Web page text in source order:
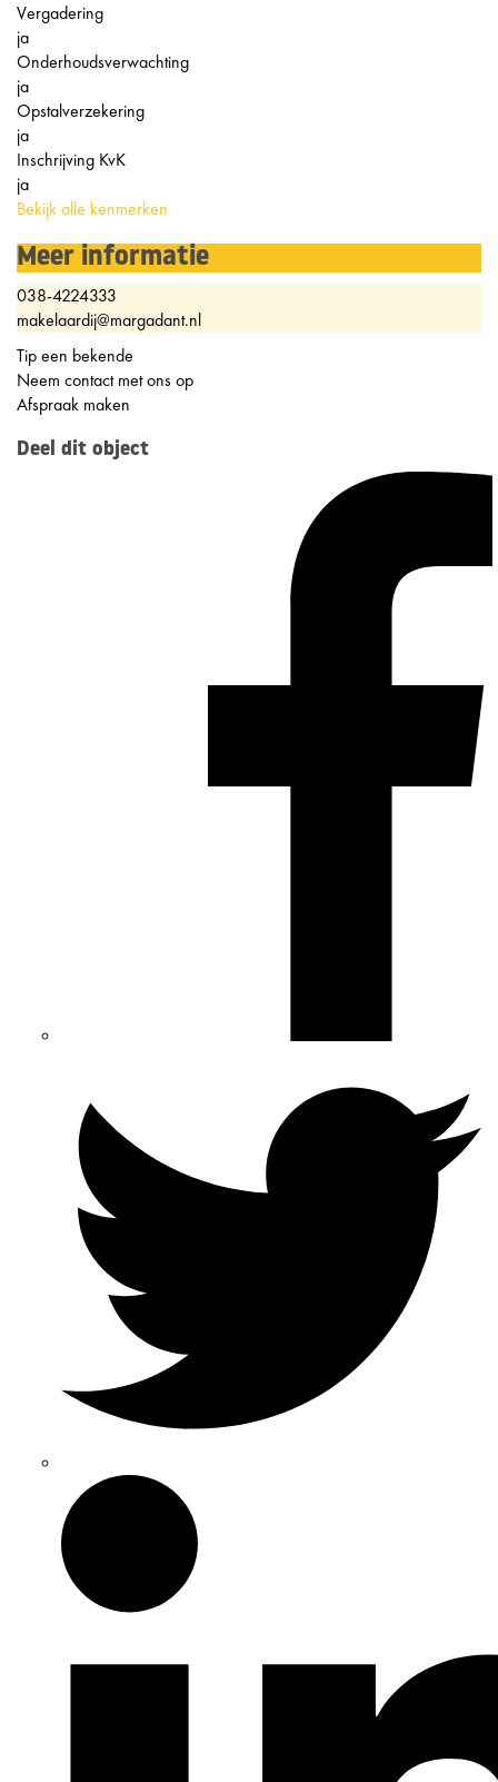
Vergadering
ja
Onderhoudsverwachting
ja
Opstalverzekering
ja
Inschrijving KvK
ja
Bekijk alle kenmerken
Meer informatie
038-4224333
makelaardij@margadant.nl
Tip een bekende
Neem contact met ons op
Afspraak maken
Deel dit object